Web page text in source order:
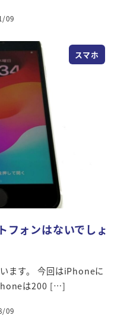
09
スマホ
フォンはないでしょ
ます。 今回はiPhoneに
は200 […]
09